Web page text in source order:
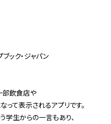
ック・ジャパン
部飲食店や
て表示されるアプリです。
う学生からの一言もあり、